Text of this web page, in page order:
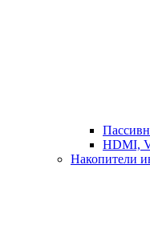
HDMI,
Накопители